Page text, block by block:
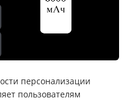
персонализации
пользователям